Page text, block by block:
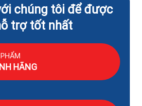
chúng tôi để được
trợ tốt nhất
HÃNG